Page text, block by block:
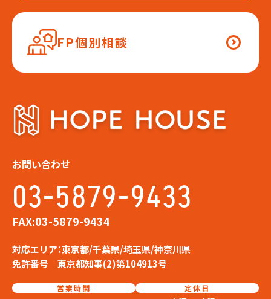
FP個別相談
お問い合わせ
03-5879-9433
FAX:03-5879-9434
対応エリア：東京都/千葉県/埼玉県/神奈川県
免許番号 東京都知事(2)第104913号
営業時間 定休日